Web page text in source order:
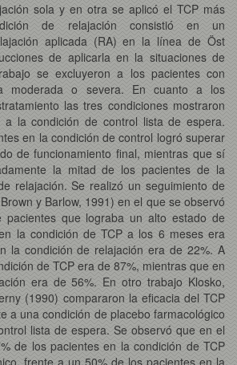
sola y en otra se aplicó el TCP más
de relajación consistió en un
aplicada (RA) en la línea de Öst
de aplicarla en la situaciones de
se excluyeron a los pacientes con
moderada o severa. En cuanto a los
las tres condiciones mostraron
a la condición de control lista de espera.
en la condición de control logró superar
de funcionamiento final, mientras que sí
la mitad de los pacientes de la
relajación. Se realizó un seguimiento de
y Barlow, 1991) en el que se observó
pacientes que lograba un alto estado de
la condición de TCP a los 6 meses era
la condición de relajación era de 22%. A
de TCP era de 87%, mientras que en
era de 56%. En otro trabajo Klosko,
(1990) compararon la eficacia del TCP
a una condición de placebo farmacológico
lista de espera. Se observó que en el
de los pacientes en la condición de TCP
frente a un 50% de los pacientes en la